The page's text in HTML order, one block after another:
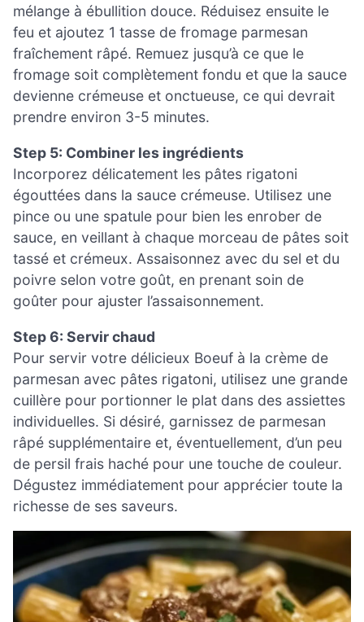
mélange à ébullition douce. Réduisez ensuite le
feu et ajoutez 1 tasse de fromage parmesan
fraîchement râpé. Remuez jusqu’à ce que le
fromage soit complètement fondu et que la sauce
devienne crémeuse et onctueuse, ce qui devrait
prendre environ 3-5 minutes.
Step 5: Combiner les ingrédients
Incorporez délicatement les pâtes rigatoni
égouttées dans la sauce crémeuse. Utilisez une
pince ou une spatule pour bien les enrober de
sauce, en veillant à chaque morceau de pâtes soit
tassé et crémeux. Assaisonnez avec du sel et du
poivre selon votre goût, en prenant soin de
goûter pour ajuster l’assaisonnement.
Step 6: Servir chaud
Pour servir votre délicieux Boeuf à la crème de
parmesan avec pâtes rigatoni, utilisez une grande
cuillère pour portionner le plat dans des assiettes
individuelles. Si désiré, garnissez de parmesan
râpé supplémentaire et, éventuellement, d’un peu
de persil frais haché pour une touche de couleur.
Dégustez immédiatement pour apprécier toute la
richesse de ses saveurs.